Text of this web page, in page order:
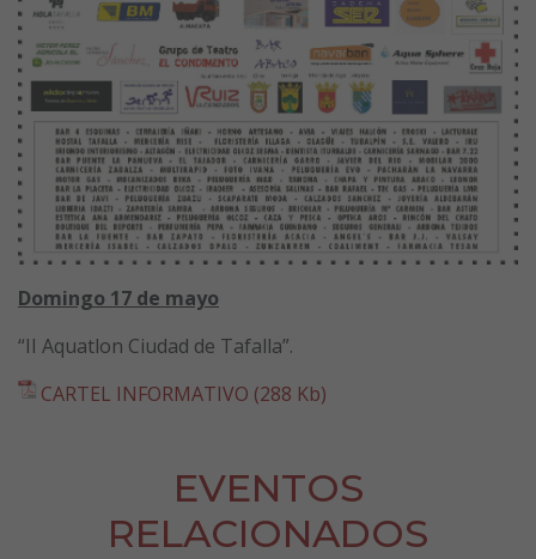
Domingo 17 de mayo
“II Aquatlon Ciudad de Tafalla”.
CARTEL INFORMATIVO (288 Kb)
EVENTOS
RELACIONADOS